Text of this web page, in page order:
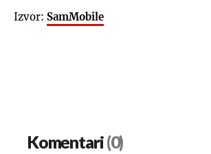
Izvor: SamMobile
Komentari(0)